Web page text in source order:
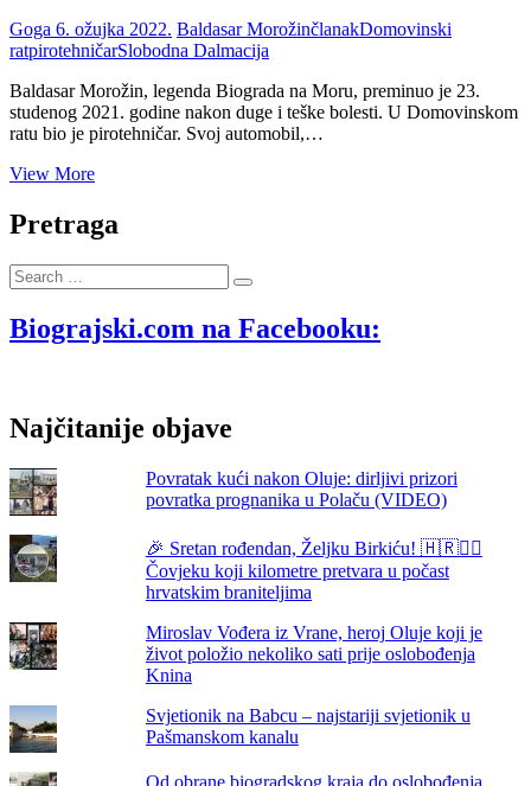
Goga 6. ožujka 2022. Baldasar MorožinčlanakDomovinski
ratpirotehničarSlobodna Dalmacija
Baldasar Morožin, legenda Biograda na Moru, preminuo je 23.
studenog 2021. godine nakon duge i teške bolesti. U Domovinskom
ratu bio je pirotehničar. Svoj automobil,…
View MoreOprez
razglasa:
Terenac
u
službi
ratu
uzbunjivanjem
spašavao
Pretraga
Search
…
Biograjski.com na Facebooku:
Najčitanije objave
Povratak kući nakon Oluje: dirljivi prizori
povratka prognanika u Polaču (VIDEO)
🎉 Sretan rođendan, Željku Birkiću! 🇭🇷🏃‍♂️
Čovjeku koji kilometre pretvara u počast
hrvatskim braniteljima
Miroslav Vođera iz Vrane, heroj Oluje koji je
život položio nekoliko sati prije oslobođenja
Knina
Svjetionik na Babcu – najstariji svjetionik u
Pašmanskom kanalu